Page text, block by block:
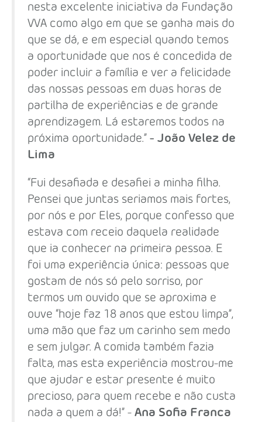
nesta excelente iniciativa da Fundação
VVA como algo em que se ganha mais do
que se dá, e em especial quando temos
a oportunidade que nos é concedida de
poder incluir a família e ver a felicidade
das nossas pessoas em duas horas de
partilha de experiências e de grande
aprendizagem. Lá estaremos todos na
próxima oportunidade.” - João Velez de
Lima
“Fui desafiada e desafiei a minha filha.
Pensei que juntas seriamos mais fortes,
por nós e por Eles, porque confesso que
estava com receio daquela realidade
que ia conhecer na primeira pessoa. E
foi uma experiência única: pessoas que
gostam de nós só pelo sorriso, por
termos um ouvido que se aproxima e
ouve “hoje faz 18 anos que estou limpa”,
uma mão que faz um carinho sem medo
e sem julgar. A comida também fazia
falta, mas esta experiência mostrou-me
que ajudar e estar presente é muito
precioso, para quem recebe e não custa
nada a quem a dá!” - Ana Sofia Franca